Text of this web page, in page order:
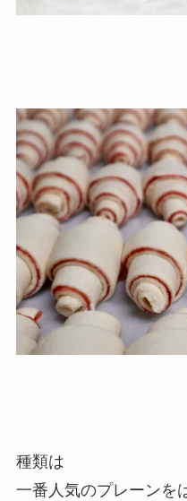
種類は
一番人気のプレーンを